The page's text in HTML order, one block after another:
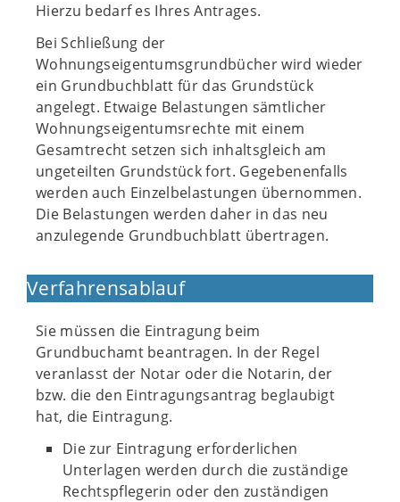
Hierzu bedarf es Ihres Antrages.
Bei Schließung der
Wohnungseigentumsgrundbücher wird wieder
ein Grundbuchblatt für das Grundstück
angelegt. Etwaige Belastungen sämtlicher
Wohnungseigentumsrechte mit einem
Gesamtrecht setzen sich inhaltsgleich am
ungeteilten Grundstück fort. Gegebenenfalls
werden auch Einzelbelastungen übernommen.
Die Belastungen werden daher in das neu
anzulegende Grundbuchblatt übertragen.
Verfahrensablauf
Sie müssen die Eintragung beim
Grundbuchamt beantragen. In der Regel
veranlasst der Notar oder die Notarin, der
bzw. die den Eintragungsantrag beglaubigt
hat, die Eintragung.
Die zur Eintragung erforderlichen
Unterlagen werden durch die zuständige
Rechtspflegerin oder den zuständigen